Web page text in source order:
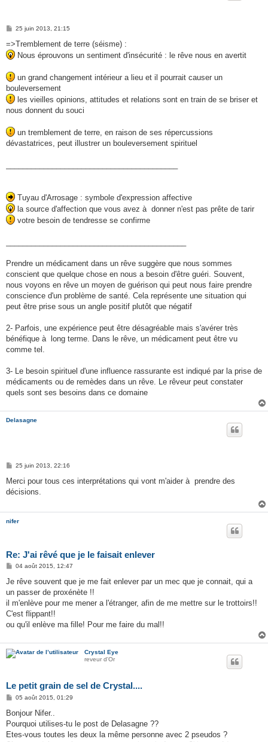
M
s
s
a
25 juin 2013, 21:15
=>Tremblement de terre (séisme) :
Nous éprouvons un sentiment d'insécurité : le rêve nous en avertit
un grand changement intérieur a lieu et il pourrait causer un
bouleversement
les vieilles opinions, attitudes et relations sont en train de se briser et
nous donnent du souci
un tremblement de terre, en raison de ses répercussions
dévastatrices, peut illustrer un bouleversement spirituel
Tuyau d'Arrosage : symbole d'expression affective
la source d'affection que vous avez à donner n'est pas prête de tarir
votre besoin de tendresse se confirme
Prendre un médicament dans un rêve suggère que nous sommes
conscient que quelque chose en nous a besoin d'être guéri. Souvent,
nous voyons en rêve un moyen de guérison qui peut nous faire prendre
conscience d'un problème de santé. Cela représente une situation qui
peut être prise sous un angle positif plutôt que négatif
2- Parfois, une expérience peut être désagréable mais s'avérer très
bénéfique à long terme. Dans le rêve, un médicament peut être vu
comme tel.
3- Le besoin spirituel d'une influence rassurante est indiqué par la prise de
médicaments ou de remèdes dans un rêve. Le rêveur peut constater
quels sont ses besoins dans ce domaine
Delasagne
M
s
a
25 juin 2013, 22:16
Merci pour tous ces interprétations qui vont m'aider à prendre des
décisions.
nifer
Re: J'ai rêvé que je le faisait enlever
M
s
a
g
04 août 2015, 12:47
Je rêve souvent que je me fait enlever par un mec que je connait, qui a
un passer de proxénète !!
il m'enlève pour me mener a l'étranger, afin de me mettre sur le trottoirs!!
C'est flippant!!
ou qu'il enlève ma fille! Pour me faire du mal!!
Crystal Eye
reveur d'Or
Le petit grain de sel de Crystal....
M
s
a
g
05 août 2015, 01:29
Bonjour Nifer..
Pourquoi utilises-tu le post de Delasagne ??
Etes-vous toutes les deux la même personne avec 2 pseudos ?